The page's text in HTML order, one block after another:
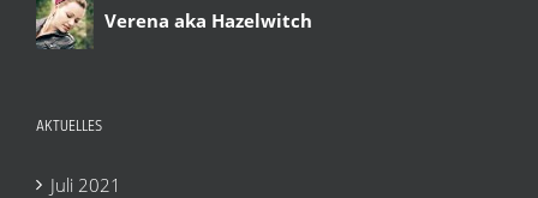
Verena aka Hazelwitch
AKTUELLES
Juli 2021